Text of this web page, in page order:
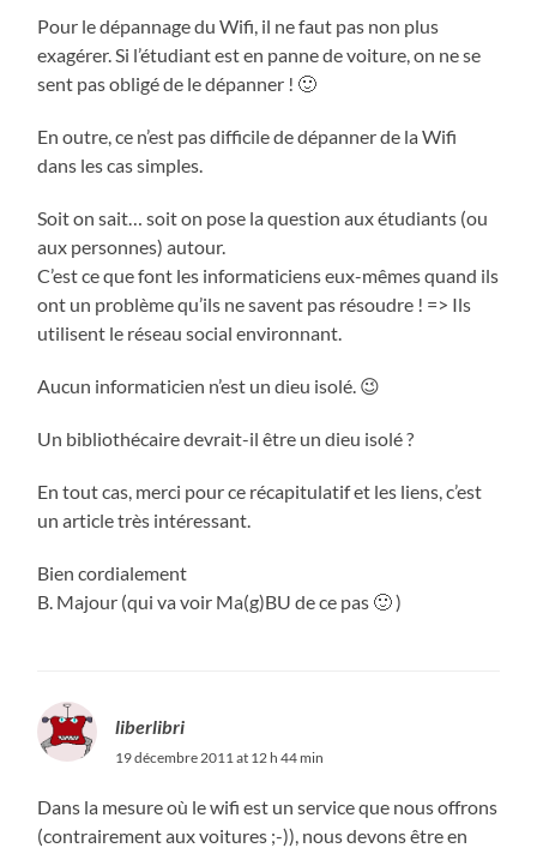
Pour le dépannage du Wifi, il ne faut pas non plus
exagérer. Si l’étudiant est en panne de voiture, on ne se
sent pas obligé de le dépanner ! 🙂
En outre, ce n’est pas difficile de dépanner de la Wifi
dans les cas simples.
Soit on sait… soit on pose la question aux étudiants (ou
aux personnes) autour.
C’est ce que font les informaticiens eux-mêmes quand ils
ont un problème qu’ils ne savent pas résoudre ! => Ils
utilisent le réseau social environnant.
Aucun informaticien n’est un dieu isolé. 😉
Un bibliothécaire devrait-il être un dieu isolé ?
En tout cas, merci pour ce récapitulatif et les liens, c’est
un article très intéressant.
Bien cordialement
B. Majour (qui va voir Ma(g)BU de ce pas 🙂 )
liberlibri
19 décembre 2011 at 12 h 44 min
Dans la mesure où le wifi est un service que nous offrons
(contrairement aux voitures ;-)), nous devons être en